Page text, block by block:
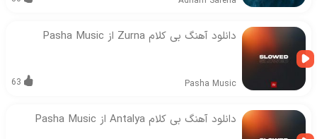
دانلود آهنگ بی کلام Zurna از Pasha Music
Pasha Music
63
دانلود آهنگ بی کلام Antalya از Pasha Music